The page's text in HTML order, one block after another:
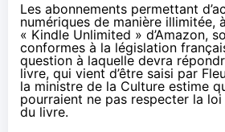
Les abonnements permettant
numériques de manière illimitée,
« Kindle Unlimited » d’Amazon,
conformes à la législation
question à laquelle devra
livre, qui vient d’être saisi par
la ministre de la Culture estime
pourraient ne pas respecter la
du livre.